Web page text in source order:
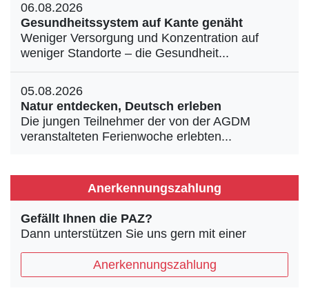
06.08.2026
Gesundheitssystem auf Kante genäht
Weniger Versorgung und Konzentration auf
weniger Standorte – die Gesundheit...
05.08.2026
Natur entdecken, Deutsch erleben
Die jungen Teilnehmer der von der AGDM
veranstalteten Ferienwoche erlebten...
Anerkennungszahlung
Gefällt Ihnen die PAZ?
Dann unterstützen Sie uns gern mit einer
Anerkennungszahlung